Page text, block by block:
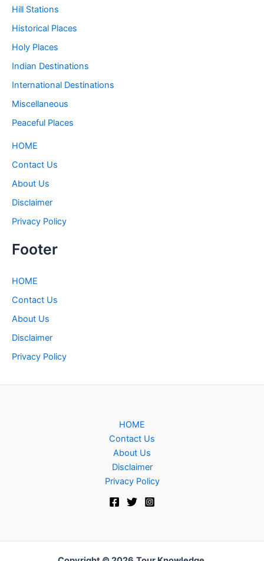
Hill Stations
Historical Places
Holy Places
Indian Destinations
International Destinations
Miscellaneous
Peaceful Places
HOME
Contact Us
About Us
Disclaimer
Privacy Policy
Footer
HOME
Contact Us
About Us
Disclaimer
Privacy Policy
HOME
Contact Us
About Us
Disclaimer
Privacy Policy